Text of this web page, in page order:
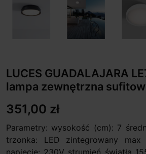
LUCES GUADALAJARA
lampa zewnętrzna
351,00 zł
Parametry: wysokość (cm): 7
trzonka: LED zintegrowany
napięcie: 230V strumień światła